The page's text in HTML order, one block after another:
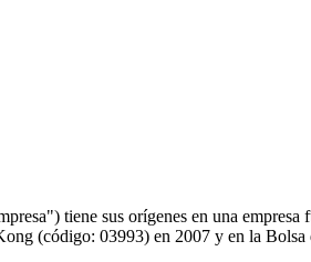
tiene sus orígenes en una
(código: ​​03993​​) en ​​2007​​ y en la